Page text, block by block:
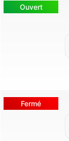
Ouvert
Fermé